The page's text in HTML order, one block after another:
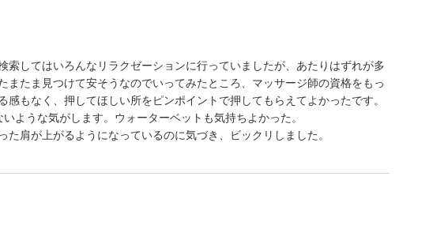
索してはいろんなリラクゼーションに行っていましたが、あたりはずれが多
またま見つけて安そうなのでいってみたところ、マッサージ師の資格をもっ
感もなく、押してほしい所をピンポイントで押してもらえてよかったです。
ような気がします。ウォーターベットも気持ちよかった。
た肩が上がるようになっているのに気づき、ビックリしました。